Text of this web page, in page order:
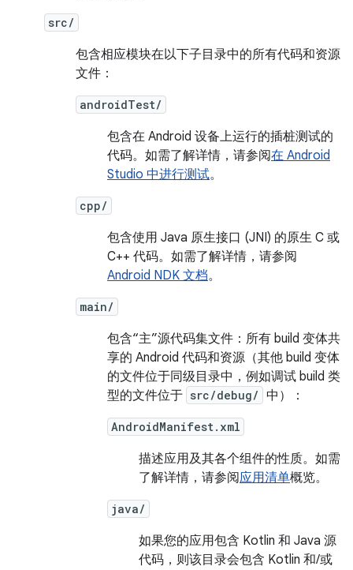
src/
包含相应模块在以下子目录中的所有代码和资源
文件：
androidTest/
包含在 Android 设备上运行的插桩测试的
代码。如需了解详情，请参阅在 Android
Studio 中进行测试。
cpp/
包含使用 Java 原生接口 (JNI) 的原生 C 或
C++ 代码。如需了解详情，请参阅
Android NDK 文档。
main/
包含“主”源代码集文件：所有 build 变体共
享的 Android 代码和资源（其他 build 变体
的文件位于同级目录中，例如调试 build 类
型的文件位于 src/debug/ 中）：
AndroidManifest.xml
描述应用及其各个组件的性质。如需
了解详情，请参阅应用清单概览。
java/
如果您的应用包含 Kotlin 和 Java 源
代码，则该目录会包含 Kotlin 和/或